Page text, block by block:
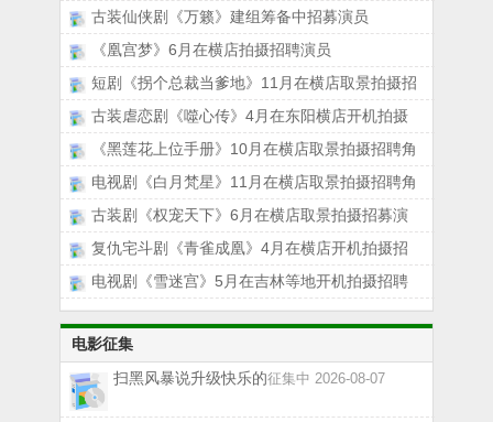
古装仙侠剧《万籁》建组筹备中招募演员
《凰宫梦》6月在横店拍摄招聘演员
短剧《拐个总裁当爹地》11月在横店取景拍摄招
古装虐恋剧《噬心传》4月在东阳横店开机拍摄
《黑莲花上位手册》10月在横店取景拍摄招聘角
电视剧《白月梵星》11月在横店取景拍摄招聘角
古装剧《权宠天下》6月在横店取景拍摄招募演
复仇宅斗剧《青雀成凰》4月在横店开机拍摄招
电视剧《雪迷宫》5月在吉林等地开机拍摄招聘
电影征集
扫黑风暴说升级快乐的征集中 2026-08-07